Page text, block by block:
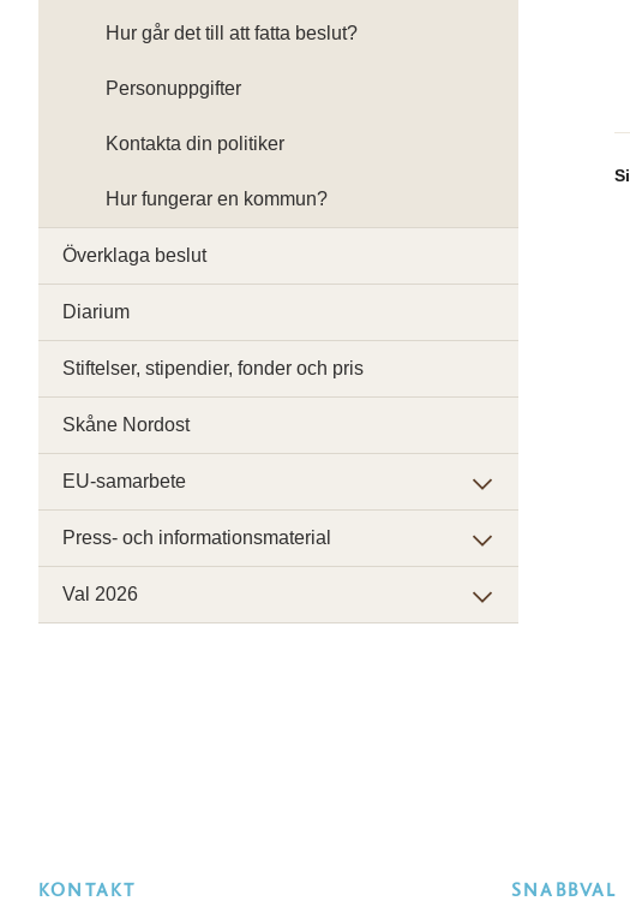
Hur går det till att fatta beslut?
Personuppgifter
Kontakta din politiker
Hur fungerar en kommun?
Överklaga beslut
Diarium
Stiftelser, stipendier, fonder och pris
Skåne Nordost
EU-samarbete
Press- och informationsmaterial
Val 2026
KONTAKT SNABBVAL